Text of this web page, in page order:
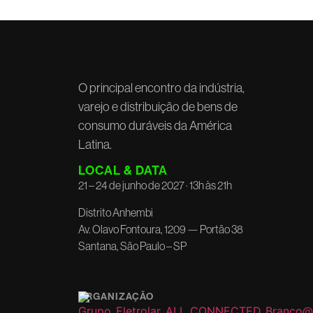
O principal encontro da indústria,
varejo e distribuição de bens de
consumo duráveis da América
Latina.
LOCAL & DATA
21 – 24 de junho de 2027 · 13h às 21h
Distrito Anhembi
Av. Olavo Fontoura, 1209 — Portão 38
Santana, São Paulo – SP
ORGANIZAÇÃO